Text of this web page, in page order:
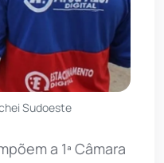
Sudoeste
a 1ª Câmara